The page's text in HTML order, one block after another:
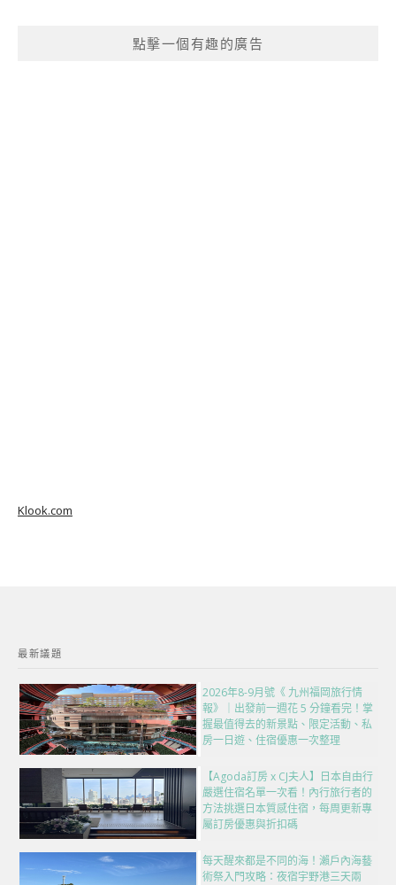
點擊一個有趣的廣告
Klook.com
最新議題
2026年8-9月號《 九州福岡旅行情
報》｜出發前一週花 5 分鐘看完！掌
握最值得去的新景點、限定活動、私
房一日遊、住宿優惠一次整理
【Agoda訂房 x CJ夫人】日本自由行
嚴選住宿名單一次看！內行旅行者的
方法挑選日本質感住宿，每周更新專
屬訂房優惠與折扣碼
每天醒來都是不同的海！瀨戶內海藝
術祭入門攻略：夜宿宇野港三天兩